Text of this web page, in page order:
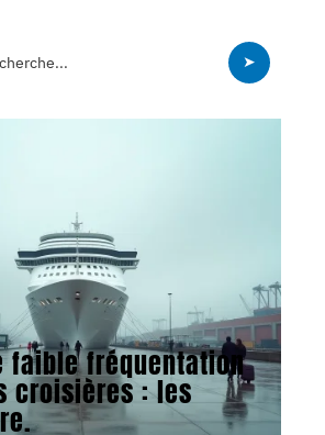
faible fréquentation
croisières : les